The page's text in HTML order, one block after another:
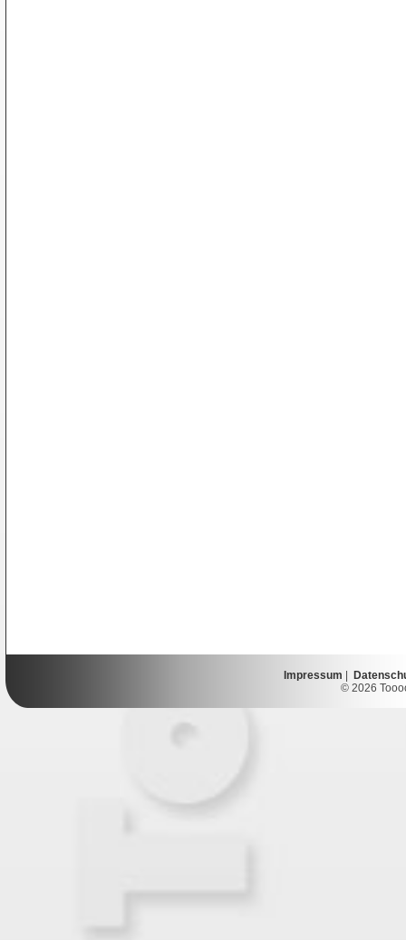
Impressum
© 2026